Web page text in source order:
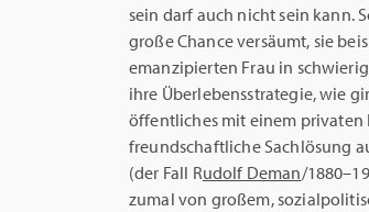
sein darf auch nicht sein kann.
große Chance versäumt, sie
emanzipierten Frau in
ihre Überlebensstrategie, wie
öffentliches mit einem privaten
freundschaftliche Sachlösung
(der Fall Rudolf Deman/
zumal von großem,